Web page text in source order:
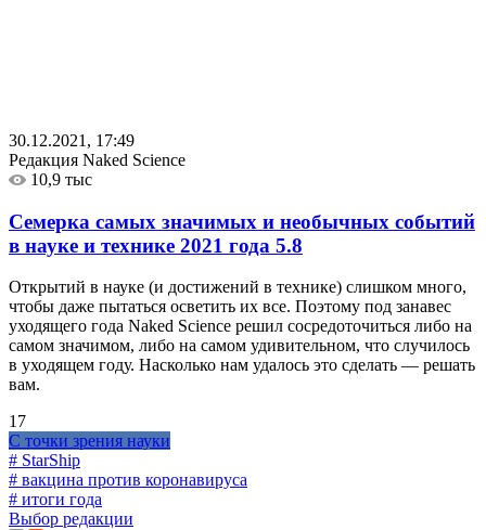
30.12.2021, 17:49
Редакция Naked Science
10,9 тыс
Семерка самых значимых и необычных событий
в науке и технике 2021 года 5.8
Открытий в науке (и достижений в технике) слишком много,
чтобы даже пытаться осветить их все. Поэтому под занавес
уходящего года Naked Science решил сосредоточиться либо на
самом значимом, либо на самом удивительном, что случилось
в уходящем году. Насколько нам удалось это сделать — решать
вам.
17
С точки зрения науки
# StarShip
# вакцина против коронавируса
# итоги года
Выбор редакции